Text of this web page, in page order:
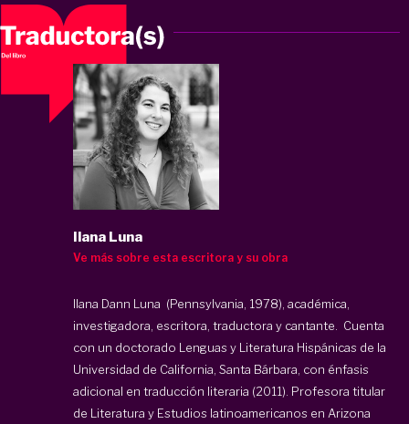
Ilana Luna
Ve más sobre esta escritora y su obra
Ilana Dann Luna (Pennsylvania, 1978), académica,
investigadora, escritora, traductora y cantante. Cuenta
con un doctorado Lenguas y Literatura Hispánicas de la
Universidad de California, Santa Bárbara, con énfasis
adicional en traducción literaria (2011). Profesora titular
de Literatura y Estudios latinoamericanos en Arizona